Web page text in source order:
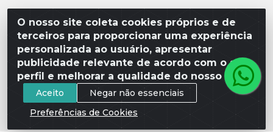
O nosso site coleta cookies próprios e de
terceiros para proporcionar uma experiência
personalizada ao usuário, apresentar
publicidade relevante de acordo com o seu
perfil e melhorar a qualidade do nosso site.
Aceito
Negar não essenciais
Preferências de Cookies
Lívia Distribuidora - Av. Percy Gandini, 329 – Vila
Toninho, São José do Rio Preto / SP - CEP 15077-
000 - CNPJ 49.975.923/0003-10